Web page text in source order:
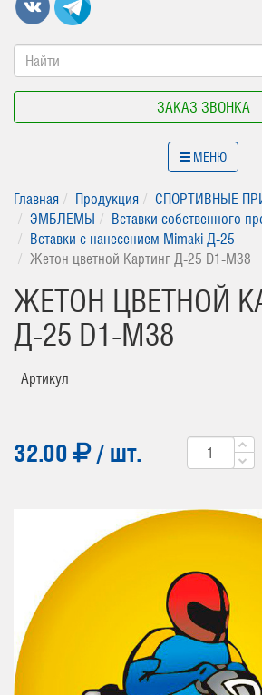
ЗАКАЗ ЗВОНКА
МЕНЮ
Главная Продукция
СПОРТИВНЫЕ
ЭМБЛЕМЫ
Вставки собственного
Вставки с нанесением Mimaki Д-25
Жетон цветной Картинг Д-25 D1-M38
ЖЕТОН ЦВЕТНОЙ
Д-25 D1-M38
Артикул
32.00 / шт.